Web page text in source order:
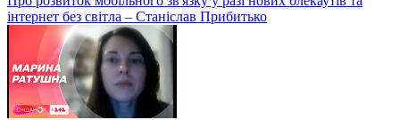
інтернет без світла – Станіслав Прибитько